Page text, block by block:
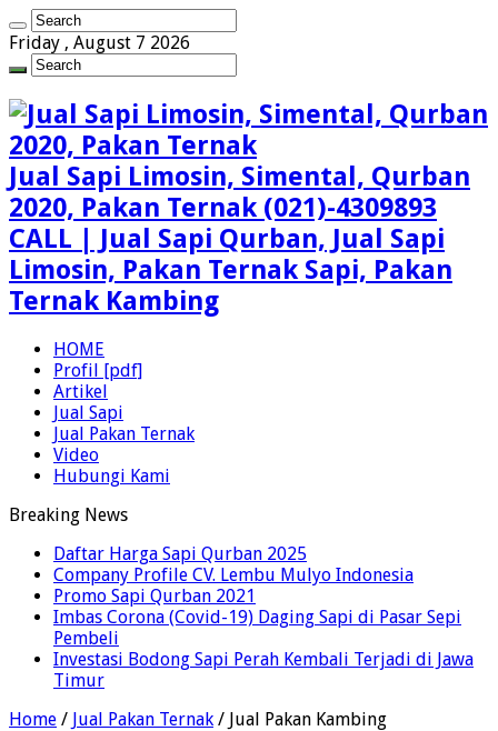
Friday , August 7 2026
Jual Sapi Limosin, Simental, Qurban
2020, Pakan Ternak (021)-4309893
CALL | Jual Sapi Qurban, Jual Sapi
Limosin, Pakan Ternak Sapi, Pakan
Ternak Kambing
HOME
Profil [pdf]
Artikel
Jual Sapi
Jual Pakan Ternak
Video
Hubungi Kami
Breaking News
Daftar Harga Sapi Qurban 2025
Company Profile CV. Lembu Mulyo Indonesia
Promo Sapi Qurban 2021
Imbas Corona (Covid-19) Daging Sapi di Pasar Sepi
Pembeli
Investasi Bodong Sapi Perah Kembali Terjadi di Jawa
Timur
Home / Jual Pakan Ternak / Jual Pakan Kambing